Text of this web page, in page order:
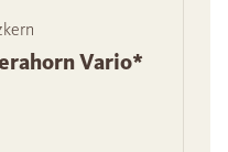
Vario*